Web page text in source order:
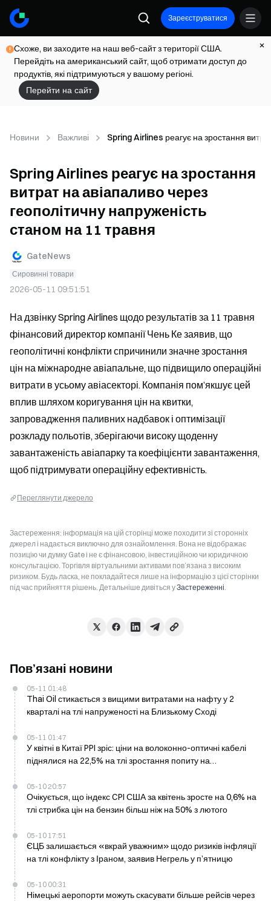
Зареєструватися
Схоже, ви заходите на наш веб-сайт з території США.
Перейдіть на американський сайт, щоб отримати доступ до
продуктів, які підтримуються у вашому регіоні.
Перейти на сайт
Новини Важливі Spring Airlines реагує на зростання
Spring Airlines реагує на зростання
витрат на авіапаливо через
геополітичну напруженість
станом на 11 травня
GateNews
Сировинні товари
2026-05-11 09:51:51
На дзвінку Spring Airlines щодо результатів за 11 травня
фінансовий директор компанії Чень Ке заявив, що
геополітичні конфлікти спричинили значне зростання
цін на міжнародне авіапальне, що підвищило операційні
витрати в усьому авіасекторі. Компанія пом’якшує цей
вплив шляхом коригування цін на квитки,
запровадження паливних надбавок і оптимізації
розкладу польотів, зберігаючи високу щоденну
завантаженість авіапарку та коефіцієнти завантаження,
щоб підтримувати операційну ефективність.
Переглянути джерело
Застереження: інформація на цій сторінці може походити зі сторонніх
джерел і надається виключно для ознайомлення. Вона не відображає
позицію чи думку Gate і не є фінансовою, інвестиційною чи юридичною
консультацією. Торгівля віртуальними активами пов’язана з високим
ризиком. Будь ласка, не покладайтеся лише на інформацію з цієї сторінки
під час прийняття рішень. Детальніше дивіться уЗастереженні.
Пов’язані новини
05-11 01:48
Thai Oil стикається з вищими витратами на нафту у 2
кварталі на тлі напруженості на Близькому Сході
05-11 01:47
У квітні в Китаї PPI зріс: ціни на волоконно-оптичні кабелі
піднялися на 22,5% на тлі зростання попиту на
05-10 20:57
Очікується, що індекс CPI США за квітень зросте на 0,6% на
тлі стрибка цін на бензин більш ніж на 50% з лютого
05-10 17:51
ЄЦБ залишається «вкрай уважним» щодо ризиків інфляції
на тлі конфлікту з Іраном, заявив Негрель у п’ятницю
05-10 00:31
Німецькі аеропорти можуть скасувати більше рейсів через